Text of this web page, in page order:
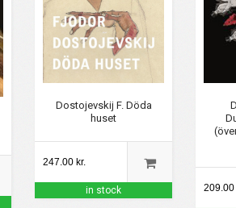
Dostojevskij F. Döda
huset
247.00 kr.
in stock 209.00